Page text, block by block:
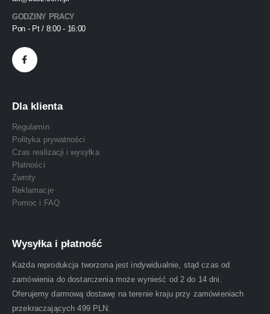
GODZINY PRACY
Pon - Pt / 8:00 - 16:00
Dla klienta
Regulamin
Polityka prywatności
Czas realizacji i wysyłka
Płatności
Zwroty
Reklamacje
Pomoc i FAQ
Wysyłka i płatność
Każda reprodukcja tworzona jest indywidualnie, stąd czas od
zamówienia do dostarczenia może wynieść od 2 do 14 dni.
Oferujemy darmową dostawę na terenie kraju przy zamówieniach
przekraczających 499 PLN.